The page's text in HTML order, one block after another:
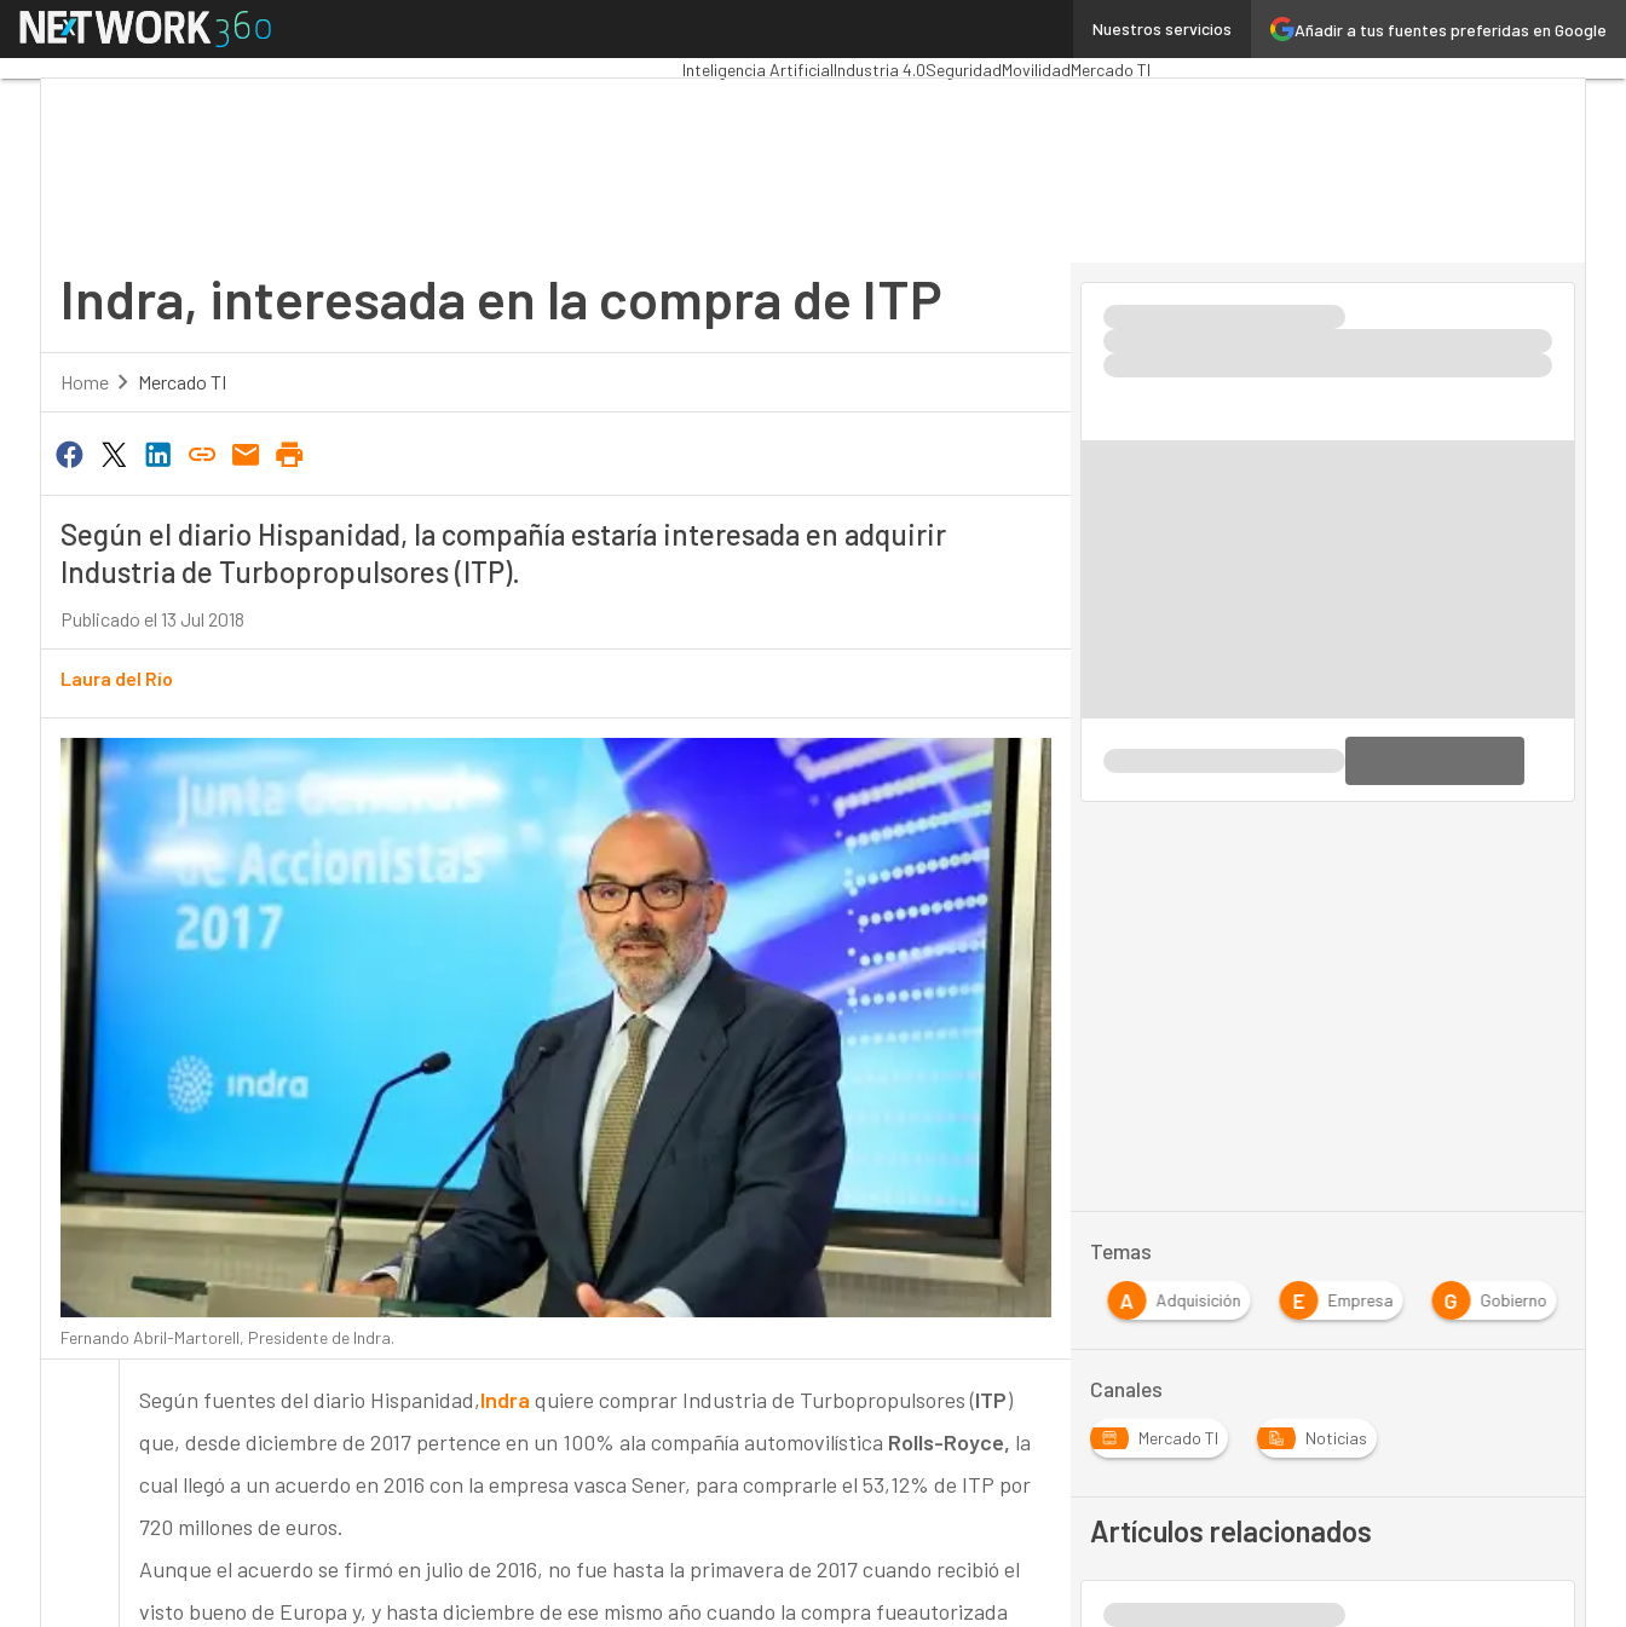
Añadir a tus fuentes preferidas en Google
Nuestros servicios
Menú MarTechCloud
Inteligencia ArtificialIndustria 4.0SeguridadMovilidadMercado TI
Indra, interesada en la compra de ITP
Home Mercado TI
Según el diario Hispanidad, la compañía estaría interesada en adquirir
Industria de Turbopropulsores (ITP).
Publicado el 13 Jul 2018
Laura del Río
Fernando Abril-Martorell, Presidente de Indra.
Según fuentes del diario Hispanidad,Indra quiere comprar Industria de Turbopropulsores (ITP)
que, desde diciembre de 2017 pertence en un 100% ala compañía automovilística Rolls-Royce, la
cual llegó a un acuerdo en 2016 con la empresa vasca Sener, para comprarle el 53,12% de ITP por
720 millones de euros.
Aunque el acuerdo se firmó en julio de 2016, no fue hasta la primavera de 2017 cuando recibió el
visto bueno de Europa y, y hasta diciembre de ese mismo año cuando la compra fueautorizada
Temas
A Adquisición E Empresa G Gobierno
Canales
Mercado TI Noticias
Artículos relacionados